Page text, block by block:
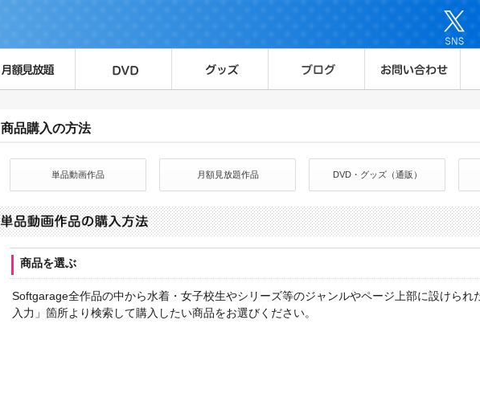
商品購入の方法
単品動画作品 月額見放題作品 DVD・グッズ（通販）
商品を選ぶ
Softgarage全作品の中から水着・女子校生やシリーズ等のジャンルやページ上部に設けられ
入力」箇所より検索して購入したい商品をお選びください。